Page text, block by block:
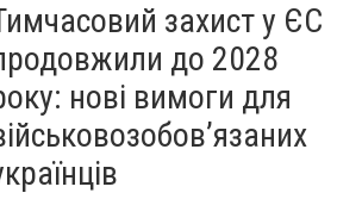
захист у ЄС
до 2028
нові вимоги для